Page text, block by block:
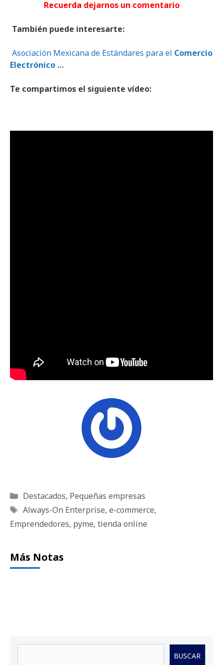
Recuerda dejarnos un comentario
También puede interesarte:
Asociación Mexicana de Estándares para el Comercio
Electrónico …
Te compartimos el siguiente vídeo:
Categorías
Destacados, Pequeñas empresas
Etiquetas
Always-On Enterprise, e-commerce,
Emprendedores, pyme, tienda online
Más Notas
BUSCAR